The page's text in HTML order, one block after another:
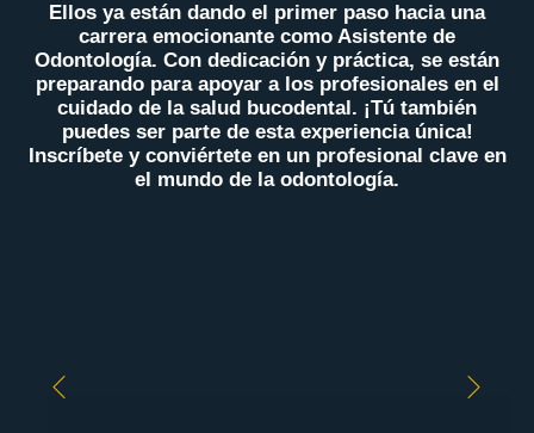
Ellos ya están dando el primer paso hacia una
carrera emocionante como Asistente de
Odontología. Con dedicación y práctica, se están
preparando para apoyar a los profesionales en el
cuidado de la salud bucodental. ¡Tú también
puedes ser parte de esta experiencia única!
Inscríbete y conviértete en un profesional clave en
el mundo de la odontología.